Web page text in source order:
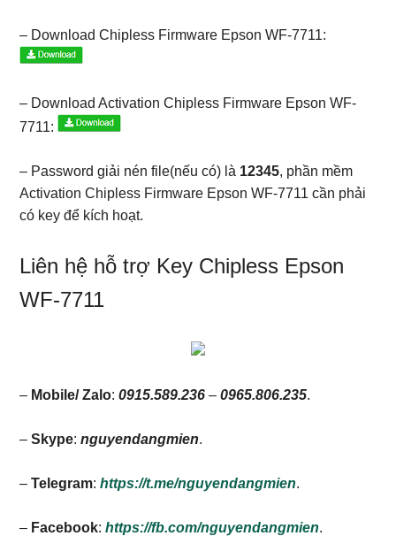
– Download Chipless Firmware Epson WF-7711:
– Download Activation Chipless Firmware Epson WF-
7711:
– Password giải nén file(nếu có) là 12345, phần mềm
Activation Chipless Firmware Epson WF-7711 cần phải
có key để kích hoạt.
Liên hệ hỗ trợ Key Chipless Epson
WF-7711
– Mobile/ Zalo:0915.589.236 –0965.806.235.
–Skype:nguyendangmien.
–Telegram:https://t.me/nguyendangmien.
– Facebook:https://fb.com/nguyendangmien.